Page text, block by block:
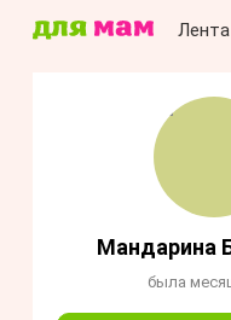
Лента
Мандарина
была